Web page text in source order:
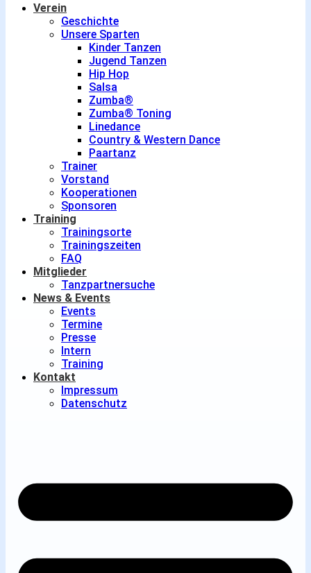
Verein
Geschichte
Unsere Sparten
Kinder Tanzen
Jugend Tanzen
Hip Hop
Salsa
Zumba®
Zumba® Toning
Linedance
Country & Western Dance
Paartanz
Trainer
Vorstand
Kooperationen
Sponsoren
Training
Trainingsorte
Trainingszeiten
FAQ
Mitglieder
Tanzpartnersuche
News & Events
Events
Termine
Presse
Intern
Training
Kontakt
Impressum
Datenschutz